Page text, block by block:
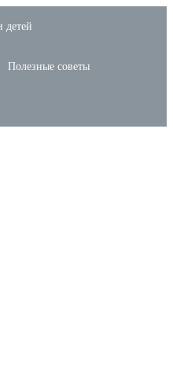
детей
Полезные советы